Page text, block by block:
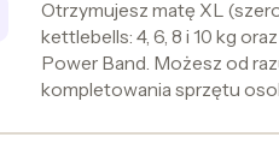
Otrzymujesz matę XL
kettlebells: 4, 6, 8 i 10 kg
Power Band. Możesz od
kompletowania sprzętu